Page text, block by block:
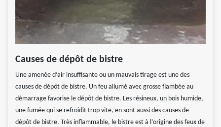
Causes de dépôt de bistre
Une amenée d’air insuffisante ou un mauvais tirage est une des
causes de dépôt de bistre. Un feu allumé avec grosse flambée au
démarrage favorise le dépôt de bistre. Les résineux, un bois humide,
une fumée qui se refroidit trop vite, en sont aussi des causes de
dépôt de bistre. Très inflammable, le bistre est à l’origine des feux de